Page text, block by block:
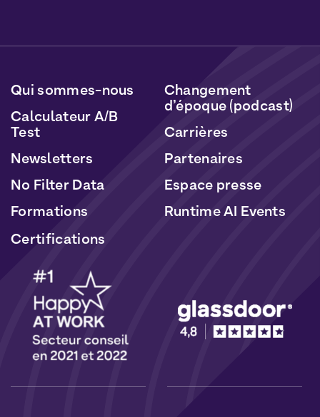
données seront traitées conformément à notre
et deCookies
Qui sommes-nous
Calculateur A/B
Test
Newsletters
No Filter Data
Formations
Changement
d’époque (podcast)
Carrières
Partenaires
Espace presse
Runtime AI Events
Certifications